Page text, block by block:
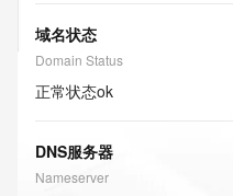
域名状态
Domain Status
正常状态ok
DNS服务器
Nameserver